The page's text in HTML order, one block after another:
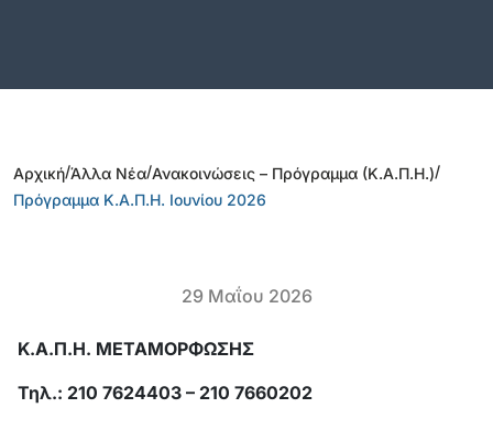
Αρχική/Άλλα Νέα/Ανακοινώσεις – Πρόγραμμα (Κ.Α.Π.Η.)/
Πρόγραμμα Κ.Α.Π.Η. Ιουνίου 2026
29 Μαΐου 2026
Κ.Α.Π.Η. ΜΕΤΑΜΟΡΦΩΣΗΣ
Τηλ.: 210 7624403 – 210 7660202